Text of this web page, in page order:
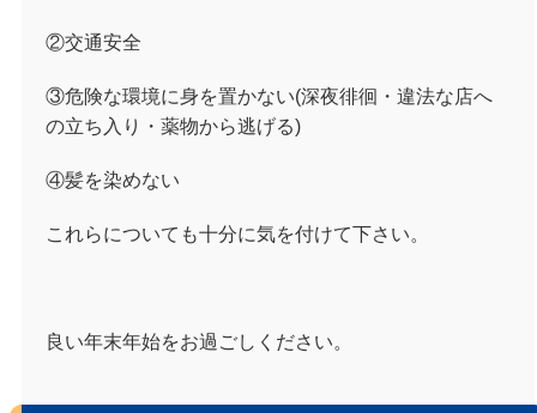
②交通安全
③危険な環境に身を置かない(深夜徘徊・違法な店へ
の立ち入り・薬物から逃げる)
④髪を染めない
これらについても十分に気を付けて下さい。
良い年末年始をお過ごしください。